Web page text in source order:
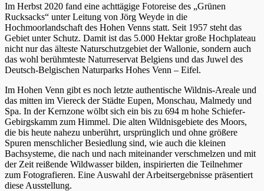
Im Herbst 2020 fand eine achttägige Fotoreise des „Grünen
Rucksacks“ unter Leitung von Jörg Weyde in die
Hochmoorlandschaft des Hohen Venns statt. Seit 1957 steht das
Gebiet unter Schutz. Damit ist das 5.000 Hektar große Hochplateau
nicht nur das älteste Naturschutzgebiet der Wallonie, sondern auch
das wohl berühmteste Naturreservat Belgiens und das Juwel des
Deutsch-Belgischen Naturparks Hohes Venn – Eifel.
Im Hohen Venn gibt es noch letzte authentische Wildnis-Areale und
das mitten im Viereck der Städte Eupen, Monschau, Malmedy und
Spa. In der Kernzone wölbt sich ein bis zu 694 m hohe Schiefer-
Gebirgskamm zum Himmel. Die alten Wildnisgebiete des Moors,
die bis heute nahezu unberührt, ursprünglich und ohne größere
Spuren menschlicher Besiedlung sind, wie auch die kleinen
Bachsysteme, die nach und nach miteinander verschmelzen und mit
der Zeit reißende Wildwasser bilden, inspirierten die Teilnehmer
zum Fotografieren. Eine Auswahl der Arbeitsergebnisse präsentiert
diese Ausstellung.